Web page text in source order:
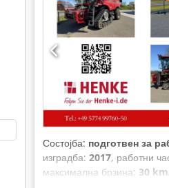
Состојба: подготвен за
изградба: 2017, работни
максимална брзина: 30